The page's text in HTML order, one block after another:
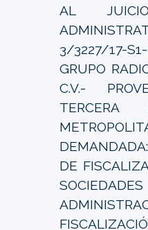
AL JUICIO
3/3227/17-
GRUPO
C.V.-
TERCERA
DE